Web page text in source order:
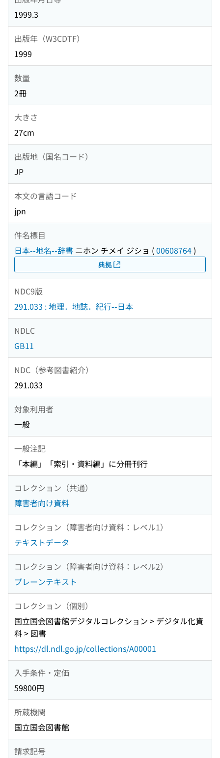
1999.3
出版年（W3CDTF）
1999
数量
2冊
大きさ
27cm
出版地（国名コード）
JP
本文の言語コード
jpn
件名標目
日本--地名--辞書 ニホン チメイ ジショ (00608764)
典拠
NDC9版
291.033 : 地理．地誌．紀行--日本
NDLC
GB11
NDC（参考図書紹介）
291.033
対象利用者
一般
一般注記
「本編」「索引・資料編」に分冊刊行
コレクション（共通）
障害者向け資料
コレクション（障害者向け資料：レベル1）
テキストデータ
コレクション（障害者向け資料：レベル2）
プレーンテキスト
コレクション（個別）
国立国会図書館デジタルコレクション > デジタル化資
料 > 図書
https://dl.ndl.go.jp/collections/A00001
入手条件・定価
59800円
所蔵機関
国立国会図書館
請求記号